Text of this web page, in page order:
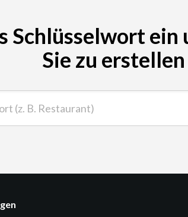
Schlüsselwort
Sie zu erstellen